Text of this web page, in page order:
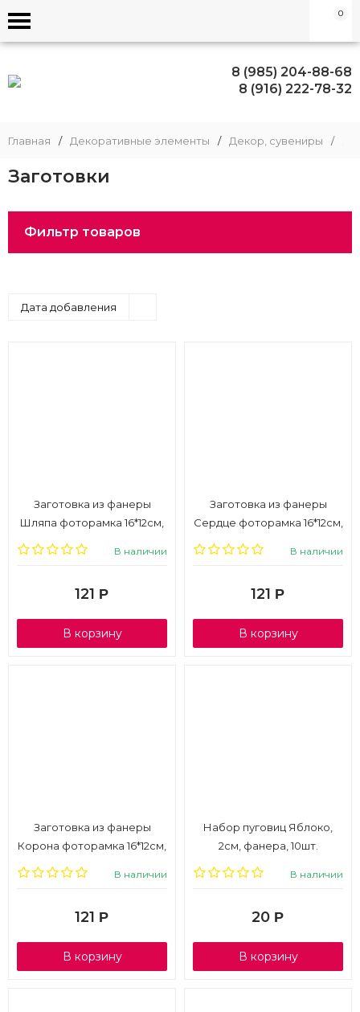
0
8 (985) 204-88-68
8 (916) 222-78-32
Главная / Декоративные элементы / Декор, сувениры /
Заготовки
Фильтр товаров
Дата добавления
Заготовка из фанеры
Шляпа фоторамка 16*12см,
2шт.
В наличии
121 Р
В корзину
Заготовка из фанеры
Сердце фоторамка 16*12см,
2шт.
В наличии
121 Р
В корзину
Заготовка из фанеры
Корона фоторамка 16*12см,
2шт.
В наличии
121 Р
В корзину
Набор пуговиц Яблоко,
2см, фанера, 10шт.
В наличии
20 Р
В корзину